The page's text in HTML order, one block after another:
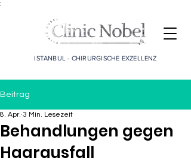
;
ISTANBUL - CHIRURGISCHE EXZELLENZ
Beitrag
Behandlungen gegen
Haarausfall
8. Apr. 3 Min. Lesezeit